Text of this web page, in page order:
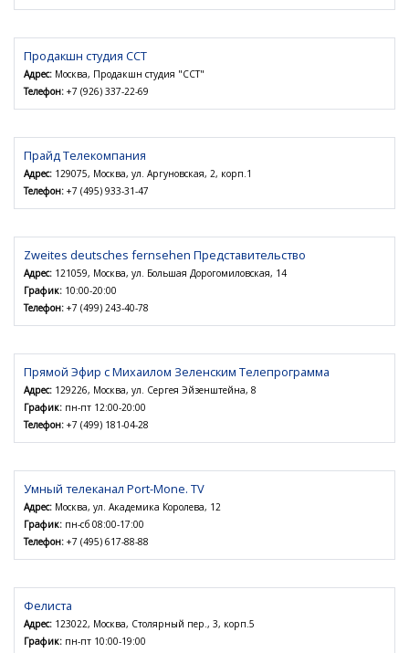
Продакшн студия ССТ
Адрес: Москва, Продакшн студия "ССТ"
Телефон: +7 (926) 337-22-69
Прайд Телекомпания
Адрес: 129075, Москва, ул. Аргуновская, 2, корп.1
Телефон: +7 (495) 933-31-47
Zweites deutsches fernsehen Представительство
Адрес: 121059, Москва, ул. Большая Дорогомиловская, 14
График: 10:00-20:00
Телефон: +7 (499) 243-40-78
Прямой Эфир с Михаилом Зеленским Телепрограмма
Адрес: 129226, Москва, ул. Сергея Эйзенштейна, 8
График: пн-пт 12:00-20:00
Телефон: +7 (499) 181-04-28
Умный телеканал Port-Mone. TV
Адрес: Москва, ул. Академика Королева, 12
График: пн-сб 08:00-17:00
Телефон: +7 (495) 617-88-88
Фелиста
Адрес: 123022, Москва, Столярный пер., 3, корп.5
График: пн-пт 10:00-19:00